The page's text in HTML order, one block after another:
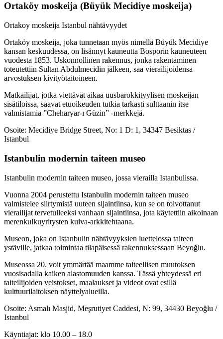
Ortaköy moskeija (Büyük Mecidiye moskeija)
Ortakoy moskeija Istanbul nähtävyydet
Ortaköy moskeija, joka tunnetaan myös nimellä Büyük Mecidiye
kansan keskuudessa, on lisännyt kauneutta Bosporin kauneuteen
vuodesta 1853. Uskonnollinen rakennus, jonka rakentaminen
toteutettiin Sultan Abdulmecidin jälkeen, saa vierailijoidensa
arvostuksen kivityötaitoineen.
Matkailijat, jotka viettävät aikaa uusbarokkityylisen moskeijan
sisätiloissa, saavat etuoikeuden tutkia tarkasti sulttaanin itse
valmistamia ”Cheharyar-ı Güzin” -merkkejä.
Osoite: Mecidiye Bridge Street, No: 1 D: 1, 34347 Besiktas /
Istanbul
Istanbulin modernin taiteen museo
Istanbulin modernin taiteen museo, jossa vierailla Istanbulissa.
Vuonna 2004 perustettu Istanbulin modernin taiteen museo
valmistelee siirtymistä uuteen sijaintiinsa, kun se on toivottanut
vierailijat tervetulleeksi vanhaan sijaintiinsa, jota käytettiin aikoinaan
merenkulkuyritysten kuiva-arkkitehtaana.
Museon, joka on Istanbulin nähtävyyksien luettelossa taiteen
ystäville, jatkaa toimintaa tilapäisessä rakennuksessaan Beyoğlu.
Museossa 20. voit ymmärtää maamme taiteellisen muutoksen
vuosisadalla kaiken alastomuuden kanssa. Tässä yhteydessä eri
taiteilijoiden veistokset, maalaukset ja videot ovat esillä
kulttuurilaitoksen näyttelyalueilla.
Osoite: Asmalı Masjid, Meşrutiyet Caddesi, N: 99, 34430 Beyoğlu /
Istanbul
Käyntiajat: klo 10.00 – 18.0